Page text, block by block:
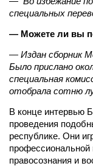
специальных
— Можете ли вы
— Издан сборник
Было прислано
специальная
отобрала сотню
В конце интервью
проведения
республике. Они
правосознания и